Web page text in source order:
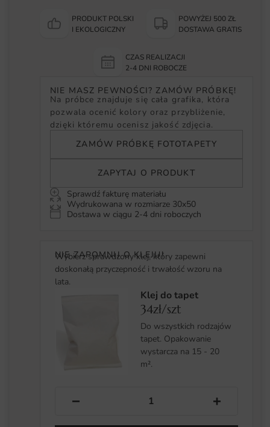
PRODUKT POLSKI
I EKOLOGICZNY
POWYŻEJ 500 ZŁ
DOSTAWA GRATIS
CZAS REALIZACJI
2-4 DNI ROBOCZE
NIE MASZ PEWNOŚCI? ZAMÓW PRÓBKĘ!
Na próbce znajduje się cała grafika, która
pozwala ocenić kolory oraz przybliżenie,
dzięki któremu ocenisz jakość zdjęcia.
ZAMÓW PRÓBKĘ FOTOTAPETY
ZAPYTAJ O PRODUKT
Sprawdź fakturę materiału
Wydrukowana w rozmiarze 30x50
Dostawa w ciągu 2-4 dni roboczych
NIE ZAPOMNIJ O KLEJU!
Wybierz sprawdzony klej, który zapewni
doskonałą przyczepność i trwałość wzoru na
lata.
Klej do tapet
34zł/szt
Do wszystkich rodzajów
tapet. Opakowanie
wystarcza na 15 - 20
m².
− +